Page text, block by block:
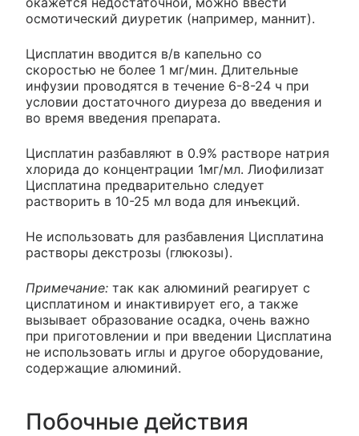
осмотический диуретик (например, маннит).
Цисплатин вводится в/в капельно со
скоростью не более 1 мг/мин. Длительные
инфузии проводятся в течение 6-8-24 ч при
условии достаточного диуреза до введения и
во время введения препарата.
Цисплатин разбавляют в 0.9% растворе натрия
хлорида до концентрации 1мг/мл. Лиофилизат
Цисплатина предварительно следует
растворить в 10-25 мл вода для инъекций.
Не использовать для разбавления Цисплатина
растворы декстрозы (глюкозы).
Примечание: так как алюминий реагирует с
цисплатином и инактивирует его, а также
вызывает образование осадка, очень важно
при приготовлении и при введении Цисплатина
не использовать иглы и другое оборудование,
содержащие алюминий.
Побочные действия